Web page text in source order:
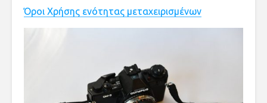
Όροι Χρήσης ενότητας μεταχειρισμένων